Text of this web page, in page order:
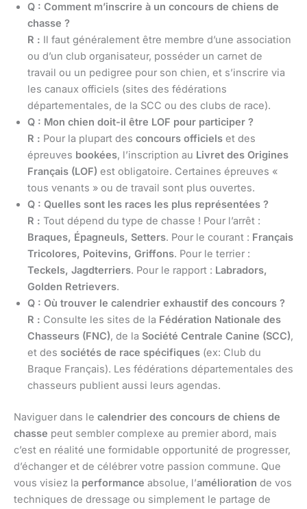
Q : Comment m’inscrire à un concours de chiens de
chasse ?
R : Il faut généralement être membre d’une association
ou d’un club organisateur, posséder un carnet de
travail ou un pedigree pour son chien, et s’inscrire via
les canaux officiels (sites des fédérations
départementales, de la SCC ou des clubs de race).
Q : Mon chien doit-il être LOF pour participer ?
R : Pour la plupart des concours officiels et des
épreuves bookées, l’inscription au Livret des Origines
Français (LOF) est obligatoire. Certaines épreuves «
tous venants » ou de travail sont plus ouvertes.
Q : Quelles sont les races les plus représentées ?
R : Tout dépend du type de chasse ! Pour l’arrêt :
Braques, Épagneuls, Setters. Pour le courant : Français
Tricolores, Poitevins, Griffons. Pour le terrier :
Teckels, Jagdterriers. Pour le rapport : Labradors,
Golden Retrievers.
Q : Où trouver le calendrier exhaustif des concours ?
R : Consulte les sites de la Fédération Nationale des
Chasseurs (FNC), de la Société Centrale Canine (SCC),
et des sociétés de race spécifiques (ex: Club du
Braque Français). Les fédérations départementales des
chasseurs publient aussi leurs agendas.
Naviguer dans le calendrier des concours de chiens de
chasse peut sembler complexe au premier abord, mais
c’est en réalité une formidable opportunité de progresser,
d’échanger et de célébrer votre passion commune. Que
vous visiez la performance absolue, l’amélioration de vos
techniques de dressage ou simplement le partage de